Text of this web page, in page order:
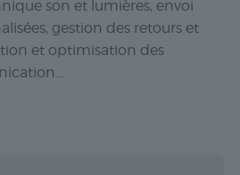
son et lumières, envoi
gestion des retours et
et optimisation des